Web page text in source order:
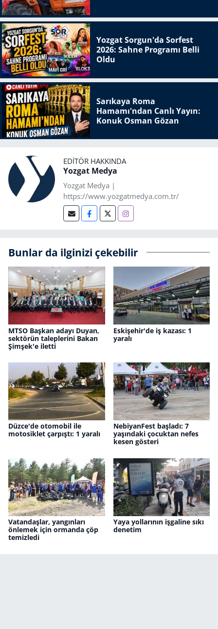
Yozgat Sorgun'da Sorfest
2026: Sahne Programı Belli
Oldu
Sarıkaya Roma
Hamamı'ndan Canlı Yayın:
Konuk Osman Gözan
EDITÖR HAKKINDA
Yozgat Medya
Yozgat Medya |
https://www.yozgatmedya.com.tr/
Bunlar da ilginizi çekebilir
MTSO Başkan adayı Duyan,
sektörün taleplerini Bakan
Şimşek'e iletti
Eskişehir'de iş kazası: 1
yaralı
Düzce'de otomobil ile
motosiklet çarpıştı: 1 yaralı
NebiyanFest başladı: 7
yaşındaki çocuktan nefes
kesen gösteri
Vatandaşlar, yangınları
önlemek için ormanda çöp
temizledi
Yaya yollarının işgaline sıkı
denetim